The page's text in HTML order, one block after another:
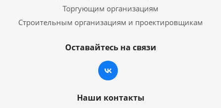
Торгующим организациям
Строительным организациям и проектировщикам
Оставайтесь на связи
Наши контакты